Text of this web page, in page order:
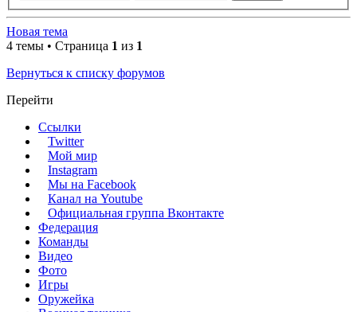
Новая тема
4 темы • Страница 1 из 1
Вернуться к списку форумов
Перейти
Ссылки
Twitter
Мой мир
Instagram
Мы на Facebook
Канал на Youtube
Официальная группа Вконтакте
Федерация
Команды
Видео
Фото
Игры
Оружейка